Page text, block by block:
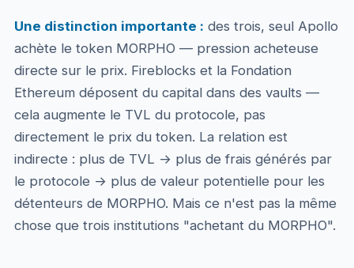
Une distinction importante : des trois, seul Apollo
achète le token MORPHO — pression acheteuse
directe sur le prix. Fireblocks et la Fondation
Ethereum déposent du capital dans des vaults —
cela augmente le TVL du protocole, pas
directement le prix du token. La relation est
indirecte : plus de TVL → plus de frais générés par
le protocole → plus de valeur potentielle pour les
détenteurs de MORPHO. Mais ce n'est pas la même
chose que trois institutions "achetant du MORPHO".